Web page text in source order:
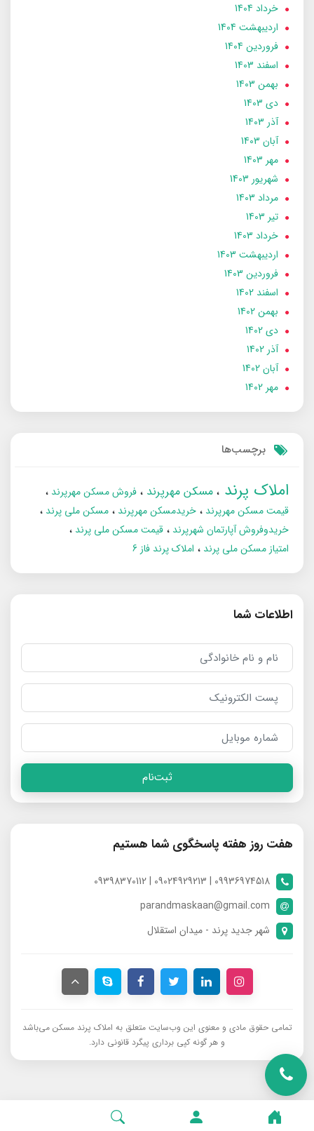
خرداد 1404
ارديبهشت 1404
فروردین 1404
اسفند 1403
بهمن 1403
دی 1403
آذر 1403
آبان 1403
مهر 1403
شهریور 1403
مرداد 1403
تير 1403
خرداد 1403
ارديبهشت 1403
فروردین 1403
اسفند 1402
بهمن 1402
دی 1402
آذر 1402
آبان 1402
مهر 1402
برچسب‌ها
املاک پرند مسکن مهرپرند
فروش مسکن مهرپرند
قیمت مسکن مهرپرند
خریدمسکن مهرپرند
مسکن ملی پرند
خریدوفروش آپارتمان شهرپرند
قیمت مسکن ملی پرند
امتیاز مسکن ملی پرند
املاک پرند فاز 6
اطلاعات شما
ثبت‌نام
هفت روز هفته پاسخگوی شما هستیم
09936974518 | 09024929213 | 09398370112
parandmaskaan@gmail.com
شهر جدید پرند - میدان استقلال
تمامی حقوق مادی و معنوی این وب‌سایت متعلق به املاک پرند مسکن می‌باشد
و هر گونه کپی برداری پیگرد قانونی دارد.